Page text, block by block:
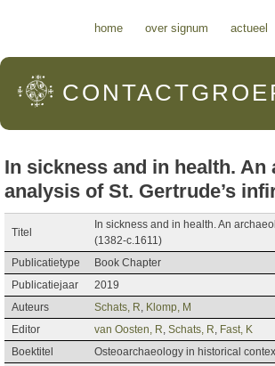
home over signum actueel
In sickness and in health.
analysis of St. Gertrude’s
Titel
In sickness and in health. An
(1382-c.1611)
Publicatietype
Book Chapter
Publicatiejaar
2019
Auteurs
Schats, R Klomp, M
Editor
van Oosten, R Schats, R Fast, K
Boektitel
Osteoarchaeology in historical